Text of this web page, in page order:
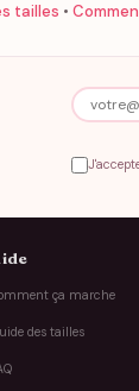
tailles •
ça marche
des tailles